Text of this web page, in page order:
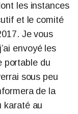
les instances
et le comité
Je vous
envoyé les
portable du
sous peu
de la
karaté au